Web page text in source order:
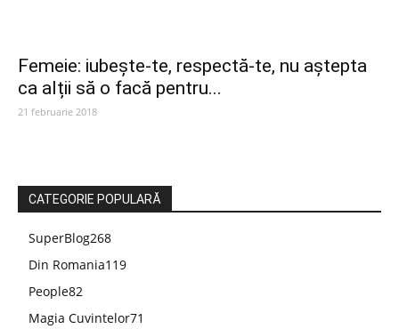
Femeie: iubește-te, respectă-te, nu aștepta
ca alții să o facă pentru...
21 februarie 2018
CATEGORIE POPULARĂ
SuperBlog268
Din Romania119
People82
Magia Cuvintelor71